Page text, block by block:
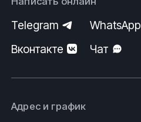
Telegram
WhatsApp
Вконтакте
Чат
Адрес и график